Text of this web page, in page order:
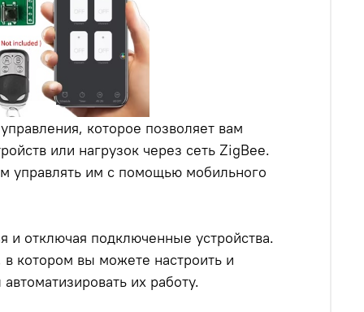
которое позволяет вам
или нагрузок через сеть ZigBee.
управлять им с помощью мобильного
отключая подключенные устройства.
котором вы можете настроить и
их работу.